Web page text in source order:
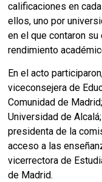
calificaciones en
ellos, uno por
en el que contaron
rendimiento
En el acto
viceconsejera de
Comunidad de
Universidad de
presidenta de la
acceso a las
vicerrectora de
de Madrid.